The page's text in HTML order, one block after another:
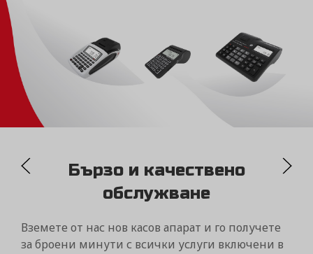
MYDAISY
Контролирайте бизнеса си само от един портал
чрез дистанционна връзка с вашите фискални
устройства Дейзи от всяка точка на света!